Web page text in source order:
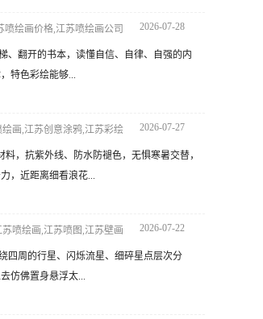
2026-07-28
绘画价格,江苏喷绘画公司
、翻开的书本，读懂自信、自律、自强的内
特色彩绘能够...
2026-07-27
画,江苏创意涂鸦,江苏彩绘
，抗紫外线、防水防褪色，无惧寒暑交替，
，近距离细看浪花...
2026-07-22
喷绘画,江苏喷图,江苏壁画
四周的行星、闪烁流星、细碎星点层次分
仿佛置身悬浮太...